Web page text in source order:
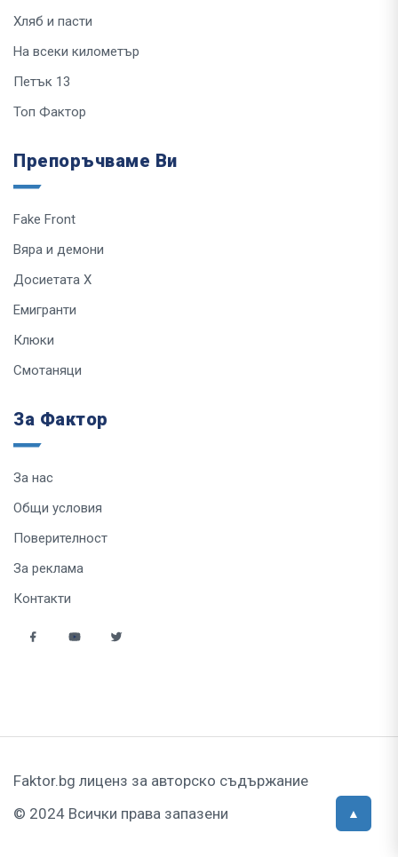
Хляб и пасти
На всеки километър
Петък 13
Топ Фактор
Препоръчваме Ви
Fake Front
Вяра и демони
Досиетата Х
Емигранти
Клюки
Смотаняци
За Фактор
За нас
Общи условия
Поверителност
За реклама
Контакти
Faktor.bg лиценз за авторско съдържание
© 2024 Всички права запазени